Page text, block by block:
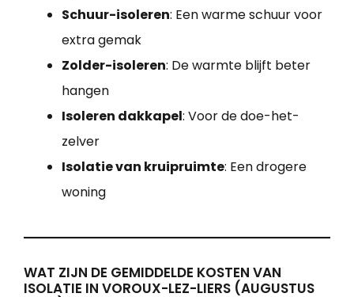
Schuur-isoleren: Een warme schuur voor
extra gemak
Zolder-isoleren: De warmte blijft beter
hangen
Isoleren dakkapel: Voor de doe-het-
zelver
Isolatie van kruipruimte: Een drogere
woning
WAT ZIJN DE GEMIDDELDE KOSTEN VAN
ISOLATIE IN VOROUX-LEZ-LIERS (AUGUSTUS